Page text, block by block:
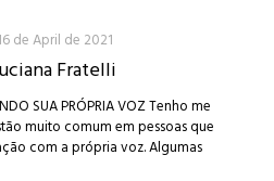
de April de 2021
Fratelli
SUA PRÓPRIA VOZ Tenho me
muito comum em pessoas que
com a própria voz. Algumas